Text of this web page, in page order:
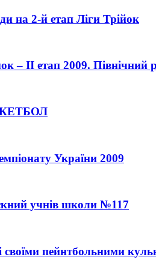
на 2-й етап Ліги Трійок
– II етап 2009. Північний
України 2009
учнів школи №117
своїми пейнтбольними